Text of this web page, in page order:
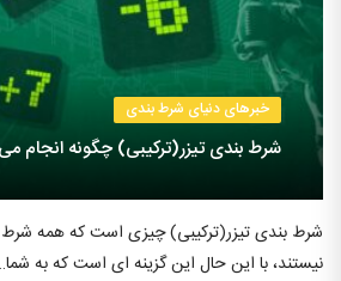
خبرهای دنیای شرط بندی
شرط بندی تیزر(ترکیبی) چگونه انجام
شرط بندی تیزر(ترکیبی) چیزی است که همه شرط
نیستند، با این حال این گزینه ای است که به